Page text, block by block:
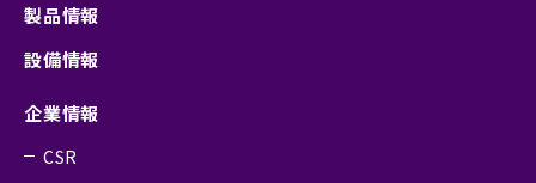
製品情報
設備情報
企業情報
CSR